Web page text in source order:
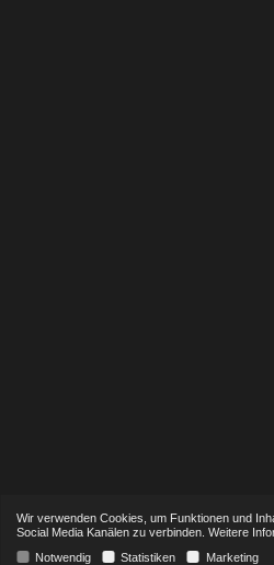
Wir verwenden Cookies, um Funktionen und
Social Media Kanälen zu verbinden. Weitere
Notwendig
Statistiken Marketing